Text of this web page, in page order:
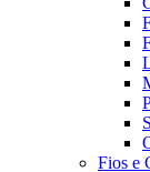
Fios e